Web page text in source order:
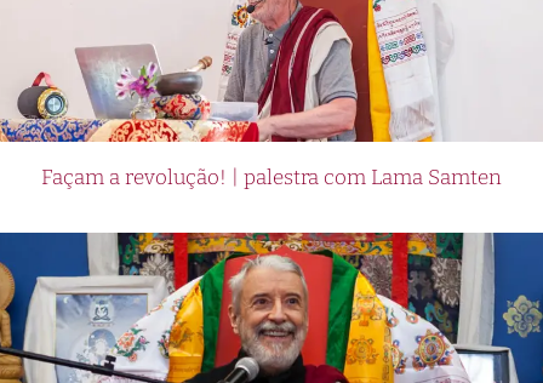
Façam a revolução! | palestra com Lama Samten